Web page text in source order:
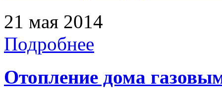
21 мая 2014
Подробнее
Отопление дома